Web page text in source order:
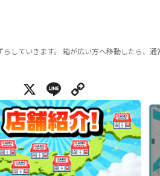
していきます。 箱が広い方へ移動したら、
X Line